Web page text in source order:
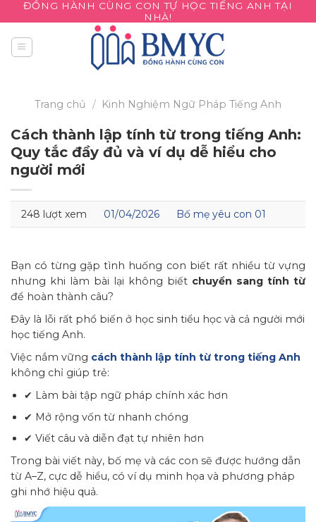
to
content
ĐỒNG HÀNH CÙNG CON TỰ HỌC TIẾNG ANH TẠI
NHÀ!
Trang chủ / Kinh Nghiệm Ngữ Pháp Tiếng Anh
Cách thành lập tính từ trong tiếng Anh:
Quy tắc đầy đủ và ví dụ dễ hiểu cho
người mới
248 lượt xem 01/04/2026 Bố mẹ yêu con 01
Bạn có từng gặp tình huống con biết rất nhiều từ vựng
nhưng khi làm bài lại không biết chuyển sang tính từ
để hoàn thành câu?
Đây là lỗi rất phổ biến ở học sinh tiểu học và cả người mới
học tiếng Anh.
Việc nắm vững cách thành lập tính từ trong tiếng Anh
không chỉ giúp trẻ:
✔ Làm bài tập ngữ pháp chính xác hơn
✔ Mở rộng vốn từ nhanh chóng
✔ Viết câu và diễn đạt tự nhiên hơn
Trong bài viết này, bố mẹ và các con sẽ được hướng dẫn
từ A–Z, cực dễ hiểu, có ví dụ minh họa và phương pháp
ghi nhớ hiệu quả.